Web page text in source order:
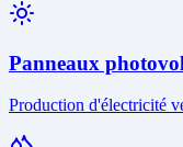
Panneaux
Production d'électricité